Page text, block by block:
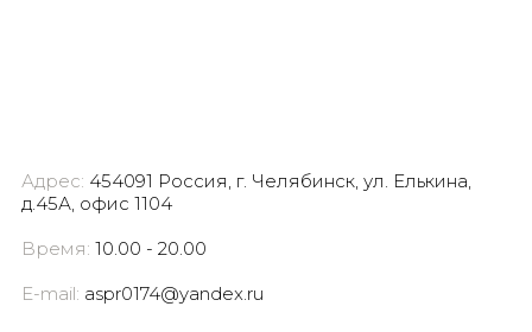
Адрес: 454091 Россия, г. Челябинск, ул. Елькина,
д.45А, офис 1104
Время: 10.00 - 20.00
E-mail: aspr0174@yandex.ru